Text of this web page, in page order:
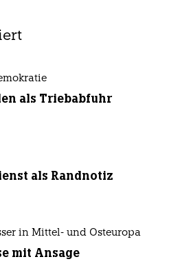
als Triebabfuhr
als Randnotiz
in Mittel- und Osteuropa
mit Ansage